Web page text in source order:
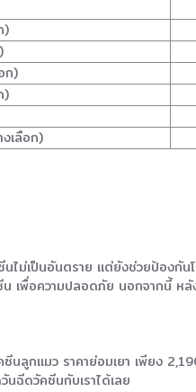
)
ก)
)
เลือก)
ไม่เป็นอันตราย แต่ยังช่วยป้องกั
เพื่อความปลอดภัย นอกจากนี้ ห
ลูกแมว ราคาย่อมเยา เพียง
ฉีดวัคซีนกับเราได้เลย